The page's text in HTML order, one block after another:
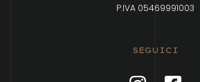
P.IVA 05469991003
SEGUICI